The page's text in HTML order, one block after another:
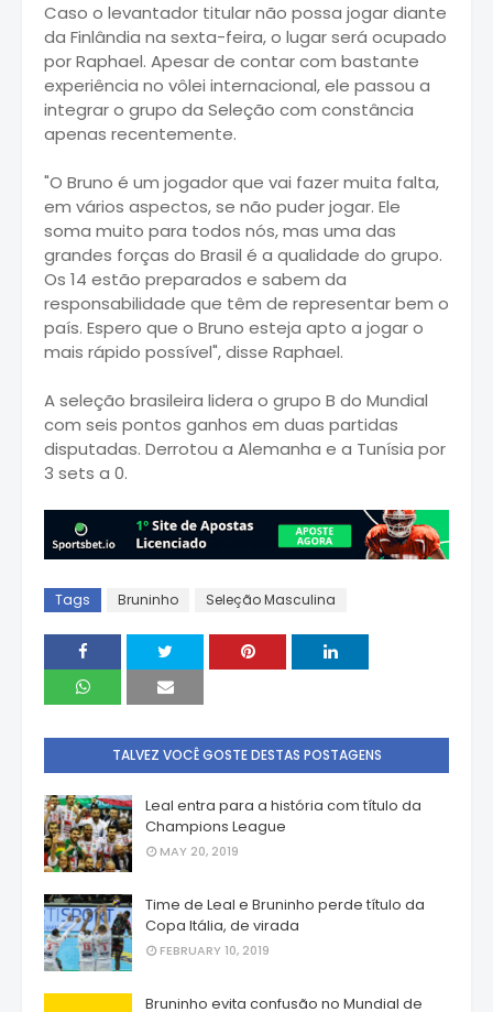
Caso o levantador titular não possa jogar diante
da Finlândia na sexta-feira, o lugar será ocupado
por Raphael. Apesar de contar com bastante
experiência no vôlei internacional, ele passou a
integrar o grupo da Seleção com constância
apenas recentemente.
"O Bruno é um jogador que vai fazer muita falta,
em vários aspectos, se não puder jogar. Ele
soma muito para todos nós, mas uma das
grandes forças do Brasil é a qualidade do grupo.
Os 14 estão preparados e sabem da
responsabilidade que têm de representar bem o
país. Espero que o Bruno esteja apto a jogar o
mais rápido possível", disse Raphael.
A seleção brasileira lidera o grupo B do Mundial
com seis pontos ganhos em duas partidas
disputadas. Derrotou a Alemanha e a Tunísia por
3 sets a 0.
Tags Bruninho Seleção Masculina
TALVEZ VOCÊ GOSTE DESTAS POSTAGENS
Leal entra para a história com título da
Champions League
MAY 20, 2019
Time de Leal e Bruninho perde título da
Copa Itália, de virada
FEBRUARY 10, 2019
Bruninho evita confusão no Mundial de